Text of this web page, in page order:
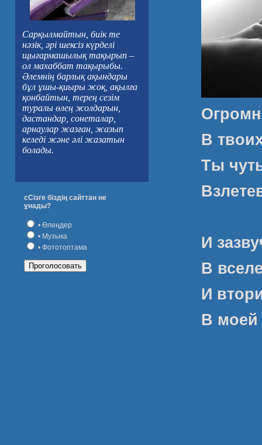
Сарқылмайтын, биік те
нәзік, әрі шексіз күрделі
щығармашылық тақырып –
ол махаббат тақырыбы.
Әлемнің барлық ақындары
бұл ұшы-қиыры жоқ, ақылға
қонбайтын, терең сезім
туралы өлең жолдарын,
дастандар, сонеталар,
арнаулар жазған, жазып
келеді және әлі жазатын
болады.
сСізге біздің сайттан не
ұнады?
• Өлеңдер
• Музыка
• Фототоптама
В
Ты
И
В
И
В моей